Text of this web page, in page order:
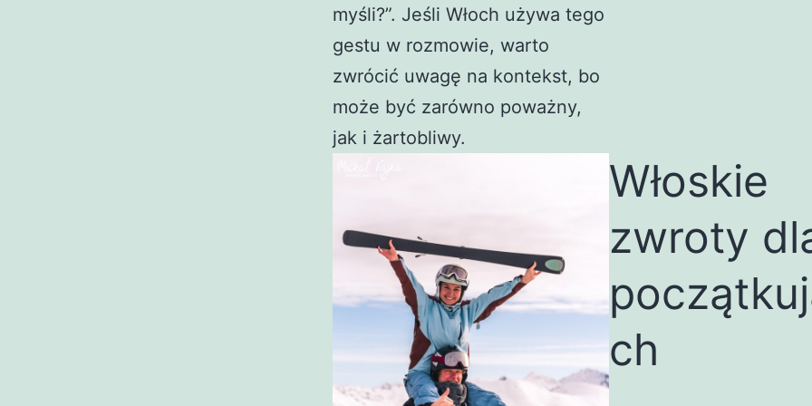
myśli?”. Jeśli Włoch używa tego
gestu w rozmowie, warto
zwrócić uwagę na kontekst, bo
może być zarówno poważny,
jak i żartobliwy.
Włoskie
zwroty
ch